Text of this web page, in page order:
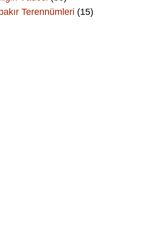
Terennümleri (15)